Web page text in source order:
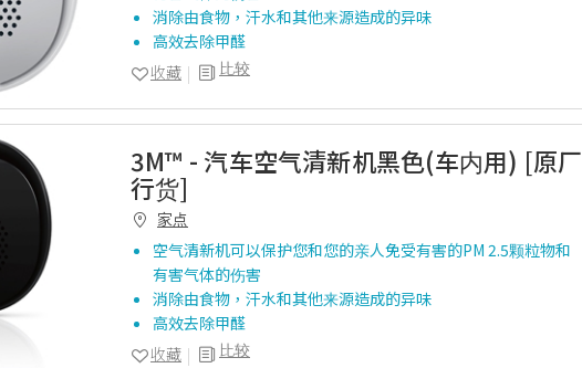
消除由食物，汗水和其他来源造成的异味
高效去除甲醛
比较
收藏
3M™ - 汽车空气清新机黑色(车内用) [原厂
行货]
家点
空气清新机可以保护您和您的亲人免受有害的PM 2.5颗粒物和
有害气体的伤害
消除由食物，汗水和其他来源造成的异味
高效去除甲醛
比较
收藏